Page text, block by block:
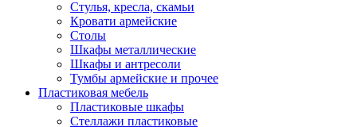
Стулья, кресла, скамьи
Кровати армейские
Столы
Шкафы металлические
Шкафы и антресоли
Тумбы армейские и прочее
Пластиковая мебель
Пластиковые шкафы
Стеллажи пластиковые